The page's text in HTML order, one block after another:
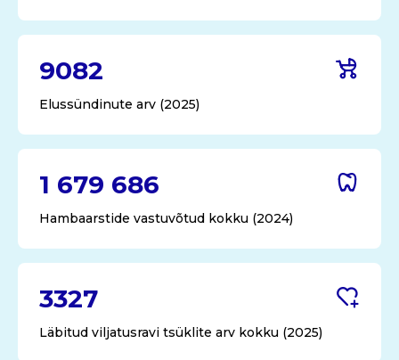
9082
Elussündinute arv (2025)
1 679 686
Hambaarstide vastuvõtud kokku (2024)
3327
Läbitud viljatusravi tsüklite arv kokku (2025)